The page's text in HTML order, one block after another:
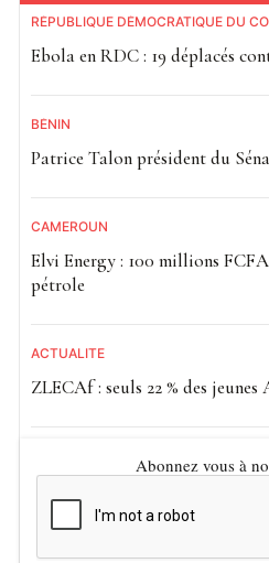
RÉPUBLIQUE DÉMOCRATIQUE DU
Ebola en RDC : 19 déplacés
BÉNIN
Patrice Talon président du
CAMEROUN
Elvi Energy : 100 millions
pétrole
ACTUALITE
ZLECAf : seuls 22 % des
Abonnez vous à